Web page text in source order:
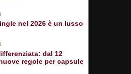
nel 2026 è un lusso
dal 12
regole per capsule